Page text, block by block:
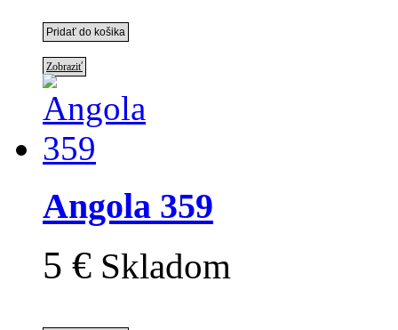
Zobraziť
Angola 359
5 € Skladom